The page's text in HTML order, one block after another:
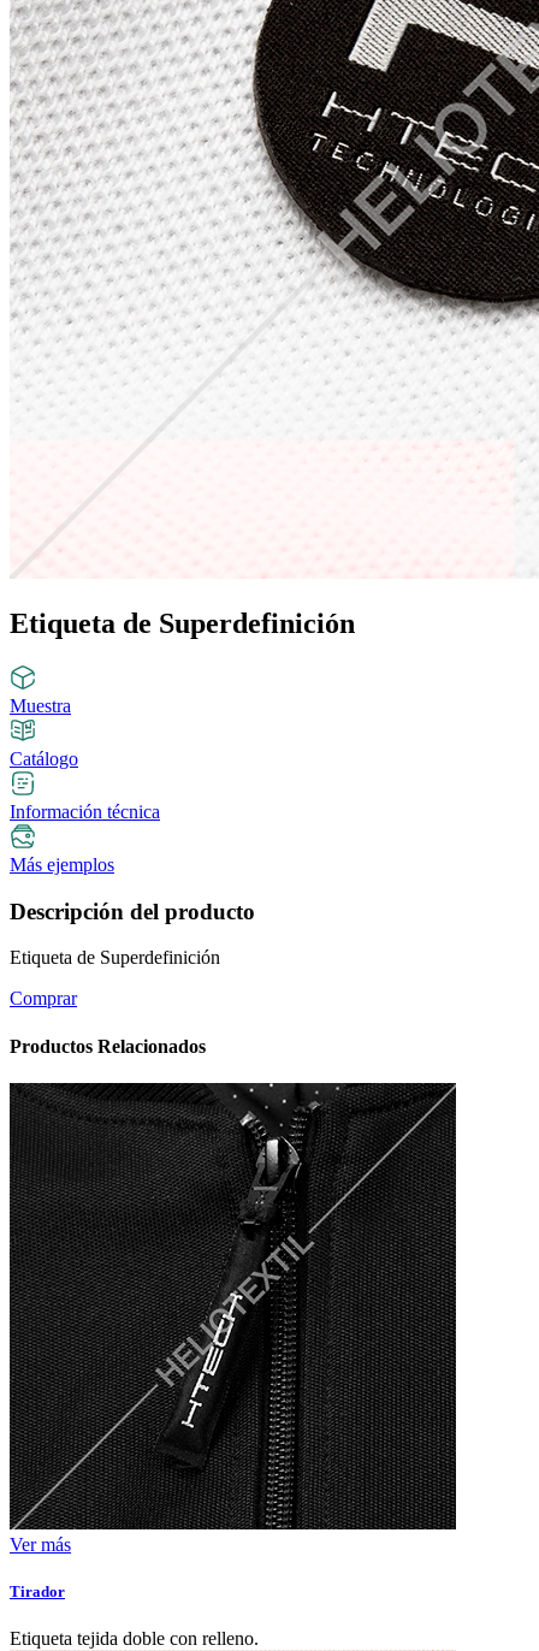
Etiqueta de Superdefinición
Muestra
Catálogo
Información técnica
Más ejemplos
Descripción del producto
Etiqueta de Superdefinición
Comprar
Productos Relacionados
Ver más
Tirador
Etiqueta tejida doble con relleno.